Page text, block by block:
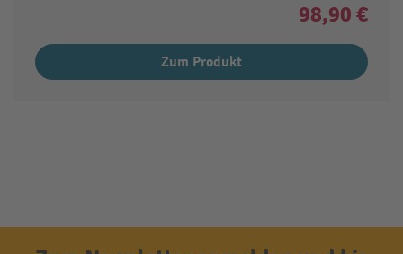
98,90 €
Zum Produkt